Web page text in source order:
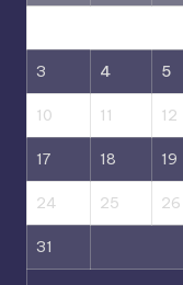
3 4 5
10 11 12
17 18 19
24 25 26
31